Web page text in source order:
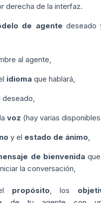
derecha de la interfaz.
de agente deseado
al agente,
idioma que hablará,
deseado,
voz (hay varias
y el estado de ánimo,
de bienvenidaque
la conversación,
propósito, los